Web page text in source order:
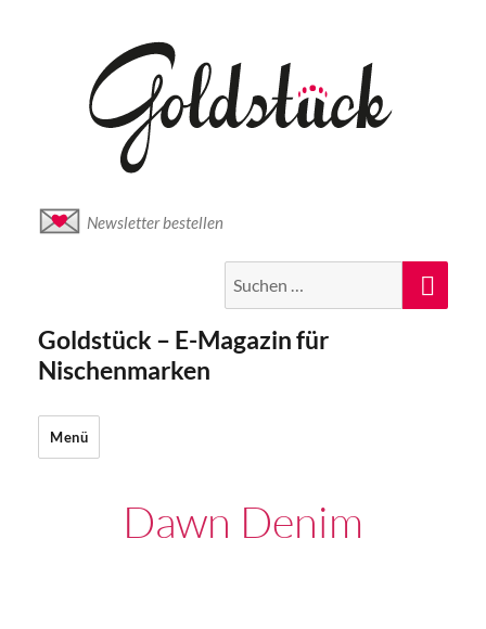
Newsletter bestellen
nach:
Goldstück – E-Magazin für
Nischenmarken
Menü
Dawn Denim